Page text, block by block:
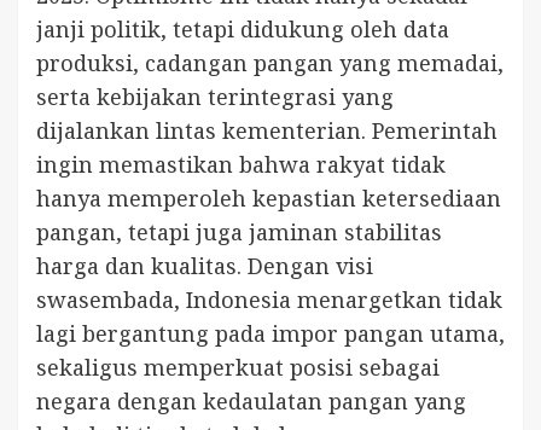
janji politik, tetapi didukung oleh data
produksi, cadangan pangan yang memadai,
serta kebijakan terintegrasi yang
dijalankan lintas kementerian. Pemerintah
ingin memastikan bahwa rakyat tidak
hanya memperoleh kepastian ketersediaan
pangan, tetapi juga jaminan stabilitas
harga dan kualitas. Dengan visi
swasembada, Indonesia menargetkan tidak
lagi bergantung pada impor pangan utama,
sekaligus memperkuat posisi sebagai
negara dengan kedaulatan pangan yang